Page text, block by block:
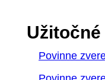
Povinne